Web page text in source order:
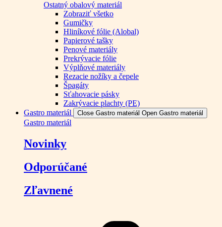
Ostatný obalový materiál
Zobraziť všetko
Gumičky
Hliníkové fólie (Alobal)
Papierové tašky
Penové materiály
Prekrývacie fólie
Výplňové materiály
Rezacie nožíky a čepele
Špagáty
Sťahovacie pásky
Zakrývacie plachty (PE)
Gastro materiál
Close Gastro materiál Open Gastro materiál
Gastro materiál
Novinky
Odporúčané
Zľavnené